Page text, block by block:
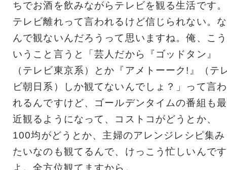
ちでお酒を飲みながらテレビを観る生活です。
テレビ離れって言われるけど信じられない。な
んで観ないんだろうって思いますね。俺、こう
いうこと言うと「芸人だから『ゴッドタン』
（テレビ東京系）とか『アメトーーク!』（テ
ビ朝日系）しか観てないんでしょ？」って言わ
れるんですけど、ゴールデンタイムの番組も最
近観るようになって、コストコがどうとか、
100均がどうとか、主婦のアレンジレシピ集み
たいなのも観てるんで、けっこう忙しいんです
よ。全方位観てますから。